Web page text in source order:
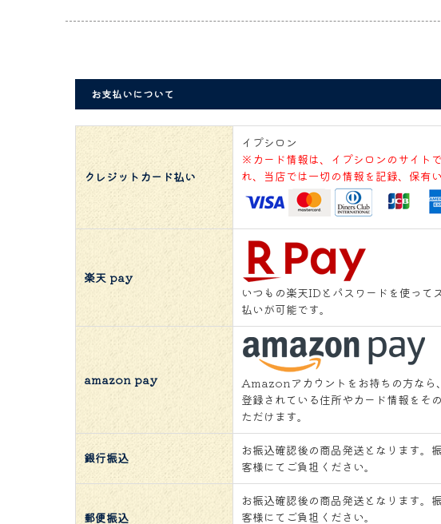
お支払いについて
クレジットカード払い
イプシロン
※カード情報は、イプシロンのサイト
れ、当店では一切の情報を記録、保有い
楽天 pay
いつもの楽天IDとパスワードを使って
払いが可能です。
amazon pay
Amazonアカウントをお持ちの方な
登録されている住所やカード情報をそ
ただけます。
銀行振込
お振込確認後の商品発送となります。
客様にてご負担ください。
郵便振込
お振込確認後の商品発送となります。
客様にてご負担ください。